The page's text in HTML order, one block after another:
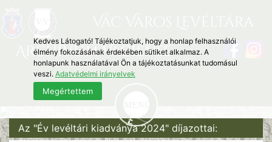
Archivum Vaciense
Az "Év levéltári kiadványa 2024" díjazottai:
Kedves Látogató! Tájékoztatjuk, hogy a honlap felhasználói
élmény fokozásának érdekében sütiket alkalmaz. A
honlapunk használatával Ön a tájékoztatásunkat tudomásul
veszi. Adatvédelmi irányelvek
Megértettem